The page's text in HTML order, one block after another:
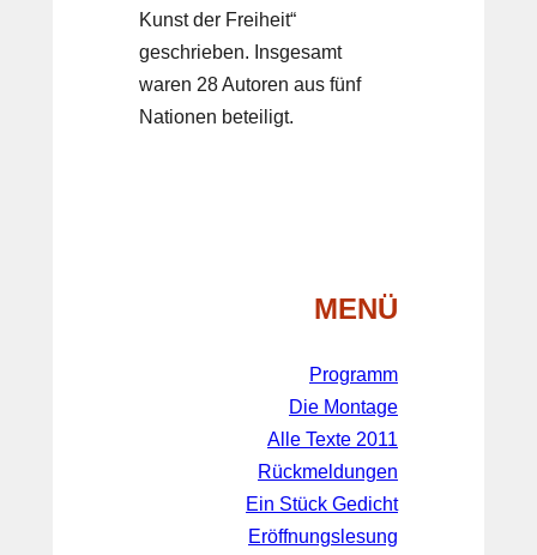
Kunst der Freiheit“
geschrieben. Insgesamt
waren 28 Autoren aus fünf
Nationen beteiligt.
MENÜ
Programm
Die Montage
Alle Texte 2011
Rückmeldungen
Ein Stück Gedicht
Eröffnungslesung